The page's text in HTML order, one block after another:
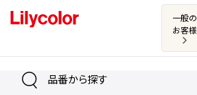
一般の
お客様
品番から探す